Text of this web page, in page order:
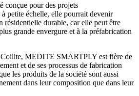
conçue pour des projets
petite échelle, elle pourrait devenir
résidentielle durable, car elle peut être
grande envergure et à la préfabrication
Coillte, MEDITE SMARTPLY est fière de
et de ses processus de fabrication
les produits de la société sont aussi
dans leur composition que dans leur